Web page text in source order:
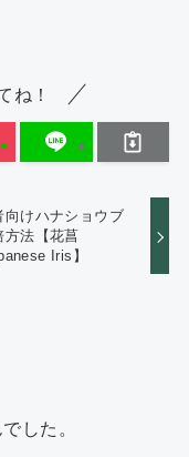
ね！
向けハナショウブ
方法【花菖
Iris】
した。